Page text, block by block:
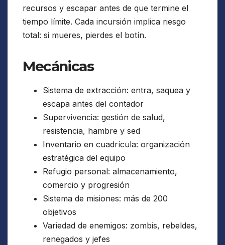
recursos y escapar antes de que termine el
tiempo límite. Cada incursión implica riesgo
total: si mueres, pierdes el botín.
Mecánicas
Sistema de extracción: entra, saquea y
escapa antes del contador
Supervivencia: gestión de salud,
resistencia, hambre y sed
Inventario en cuadrícula: organización
estratégica del equipo
Refugio personal: almacenamiento,
comercio y progresión
Sistema de misiones: más de 200
objetivos
Variedad de enemigos: zombis, rebeldes,
renegados y jefes